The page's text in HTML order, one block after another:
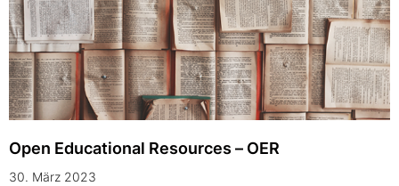
Open Educational Resources – OER
30. März 2023